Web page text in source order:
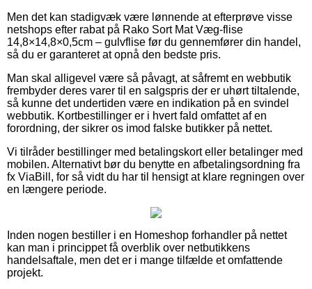
Men det kan stadigvæk være lønnende at efterprøve visse
netshops efter rabat på Rako Sort Mat Væg-flise
14,8×14,8×0,5cm – gulvflise før du gennemfører din handel,
så du er garanteret at opnå den bedste pris.
Man skal alligevel være så påvagt, at såfremt en webbutik
frembyder deres varer til en salgspris der er uhørt tiltalende,
så kunne det undertiden være en indikation på en svindel
webbutik. Kortbestillinger er i hvert fald omfattet af en
forordning, der sikrer os imod falske butikker på nettet.
Vi tilråder bestillinger med betalingskort eller betalinger med
mobilen. Alternativt bør du benytte en afbetalingsordning fra
fx ViaBill, for så vidt du har til hensigt at klare regningen over
en længere periode.
Inden nogen bestiller i en Homeshop forhandler på nettet
kan man i princippet få overblik over netbutikkens
handelsaftale, men det er i mange tilfælde et omfattende
projekt.